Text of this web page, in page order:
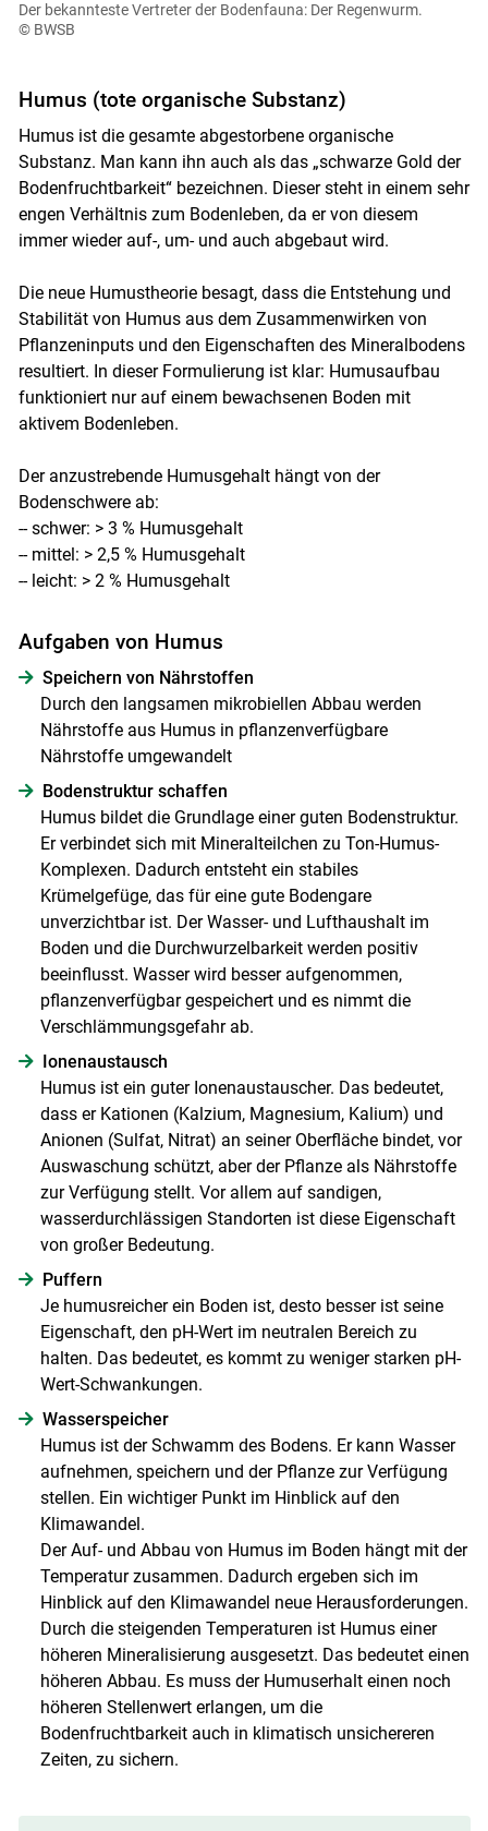
Der bekannteste Vertreter der Bodenfauna: Der Regenwurm.
© BWSB
Humus (tote organische Substanz)
Humus ist die gesamte abgestorbene organische
Substanz. Man kann ihn auch als das „schwarze Gold der
Bodenfruchtbarkeit“ bezeichnen. Dieser steht in einem sehr
engen Verhältnis zum Bodenleben, da er von diesem
immer wieder auf-, um- und auch abgebaut wird.
Die neue Humustheorie besagt, dass die Entstehung und
Stabilität von Humus aus dem Zusammenwirken von
Pflanzeninputs und den Eigenschaften des Mineralbodens
resultiert. In dieser Formulierung ist klar: Humusaufbau
funktioniert nur auf einem bewachsenen Boden mit
aktivem Bodenleben.
Der anzustrebende Humusgehalt hängt von der
Bodenschwere ab:
-- schwer: > 3 % Humusgehalt
-- mittel: > 2,5 % Humusgehalt
-- leicht: > 2 % Humusgehalt
Aufgaben von Humus
Speichern von Nährstoffen
Durch den langsamen mikrobiellen Abbau werden
Nährstoffe aus Humus in pflanzenverfügbare
Nährstoffe umgewandelt
Bodenstruktur schaffen
Humus bildet die Grundlage einer guten Bodenstruktur.
Er verbindet sich mit Mineralteilchen zu Ton-Humus-
Komplexen. Dadurch entsteht ein stabiles
Krümelgefüge, das für eine gute Bodengare
unverzichtbar ist. Der Wasser- und Lufthaushalt im
Boden und die Durchwurzelbarkeit werden positiv
beeinflusst. Wasser wird besser aufgenommen,
pflanzenverfügbar gespeichert und es nimmt die
Verschlämmungsgefahr ab.
Ionenaustausch
Humus ist ein guter Ionenaustauscher. Das bedeutet,
dass er Kationen (Kalzium, Magnesium, Kalium) und
Anionen (Sulfat, Nitrat) an seiner Oberfläche bindet, vor
Auswaschung schützt, aber der Pflanze als Nährstoffe
zur Verfügung stellt. Vor allem auf sandigen,
wasserdurchlässigen Standorten ist diese Eigenschaft
von großer Bedeutung.
Puffern
Je humusreicher ein Boden ist, desto besser ist seine
Eigenschaft, den pH-Wert im neutralen Bereich zu
halten. Das bedeutet, es kommt zu weniger starken pH-
Wert-Schwankungen.
Wasserspeicher
Humus ist der Schwamm des Bodens. Er kann Wasser
aufnehmen, speichern und der Pflanze zur Verfügung
stellen. Ein wichtiger Punkt im Hinblick auf den
Klimawandel.
Der Auf- und Abbau von Humus im Boden hängt mit der
Temperatur zusammen. Dadurch ergeben sich im
Hinblick auf den Klimawandel neue Herausforderungen.
Durch die steigenden Temperaturen ist Humus einer
höheren Mineralisierung ausgesetzt. Das bedeutet einen
höheren Abbau. Es muss der Humuserhalt einen noch
höheren Stellenwert erlangen, um die
Bodenfruchtbarkeit auch in klimatisch unsichereren
Zeiten, zu sichern.